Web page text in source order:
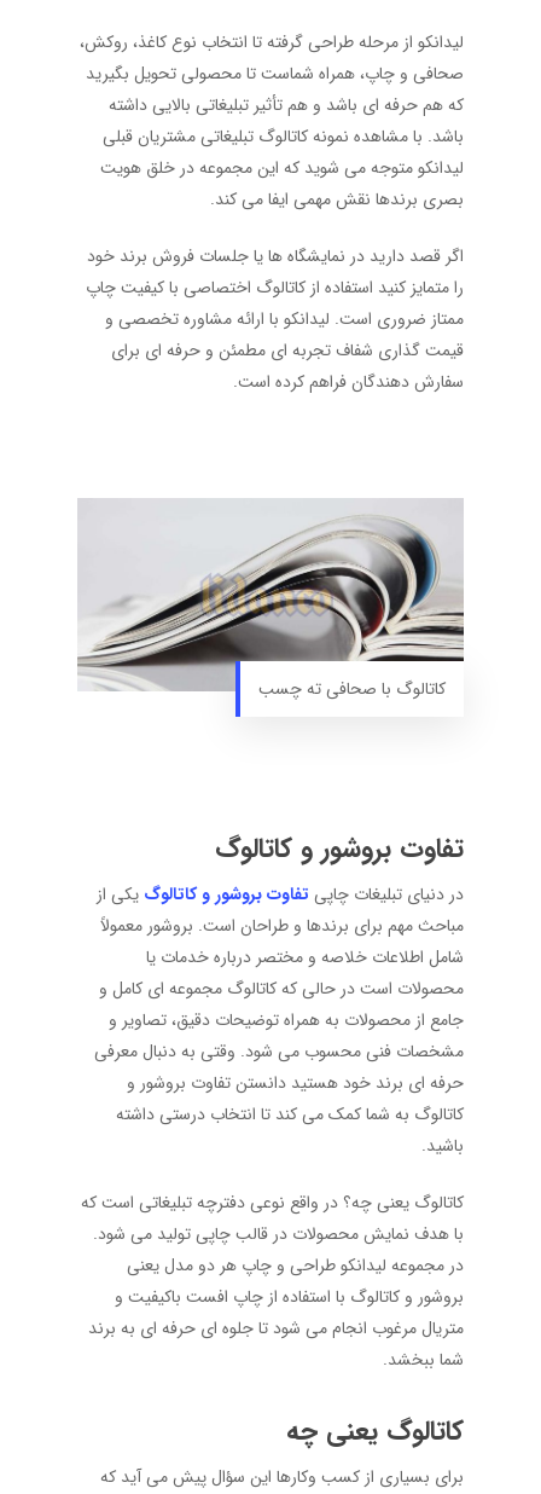
لیدانکو از مرحله طراحی گرفته تا انتخاب نوع کاغذ، روکش،
صحافی و چاپ، همراه شماست تا محصولی تحویل بگیرید
که هم حرفه ای باشد و هم تأثیر تبلیغاتی بالایی داشته
باشد. با مشاهده نمونه کاتالوگ تبلیغاتی مشتریان قبلی
لیدانکو متوجه می شوید که این مجموعه در خلق هویت
بصری برندها نقش مهمی ایفا می کند.
اگر قصد دارید در نمایشگاه ها یا جلسات فروش برند خود
را متمایز کنید استفاده از کاتالوگ اختصاصی با کیفیت چاپ
ممتاز ضروری است. لیدانکو با ارائه مشاوره تخصصی و
قیمت گذاری شفاف تجربه ای مطمئن و حرفه ای برای
سفارش دهندگان فراهم کرده است.
کاتالوگ با صحافی ته چسب
تفاوت بروشور و کاتالوگ
در دنیای تبلیغات چاپی تفاوت بروشور و کاتالوگ یکی از
مباحث مهم برای برندها و طراحان است. بروشور معمولاً
شامل اطلاعات خلاصه و مختصر درباره خدمات یا
محصولات است در حالی که کاتالوگ مجموعه ای کامل و
جامع از محصولات به همراه توضیحات دقیق، تصاویر و
مشخصات فنی محسوب می شود. وقتی به دنبال معرفی
حرفه ای برند خود هستید دانستن تفاوت بروشور و
کاتالوگ به شما کمک می کند تا انتخاب درستی داشته
باشید.
کاتالوگ یعنی چه؟ در واقع نوعی دفترچه تبلیغاتی است که
با هدف نمایش محصولات در قالب چاپی تولید می شود.
در مجموعه لیدانکو طراحی و چاپ هر دو مدل یعنی
بروشور و کاتالوگ با استفاده از چاپ افست باکیفیت و
متریال مرغوب انجام می شود تا جلوه ای حرفه ای به برند
شما ببخشد.
کاتالوگ یعنی چه
برای بسیاری از کسب وکارها این سؤال پیش می آید که